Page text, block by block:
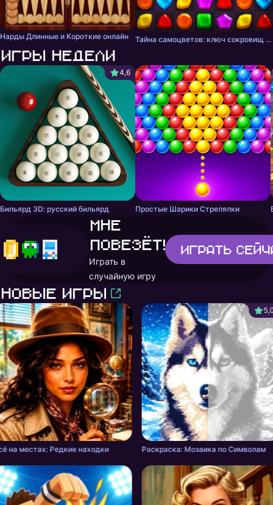
Нарды Длинные и Короткие онлайн Тайна самоцветов: ключ сокровищ - три в ряд
Игры недели
4,6
Бильярд 3D: русский бильярд Простые Шарики Стрелялки
Мне
повезёт!
Играть в
случайную игру
Играть
Новые игры
на местах: Редкие находки Раскраска: Мозаика по Символам